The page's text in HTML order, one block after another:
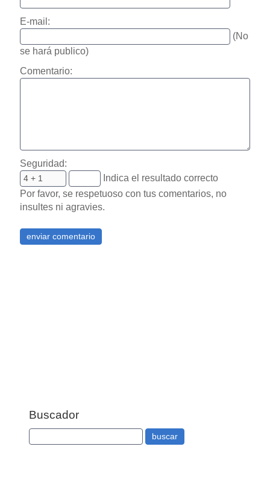
E-mail:
(No
se hará publico)
Comentario:
Seguridad:
Indica el resultado correcto
Por favor, se respetuoso con tus comentarios, no
insultes ni agravies.
Buscador